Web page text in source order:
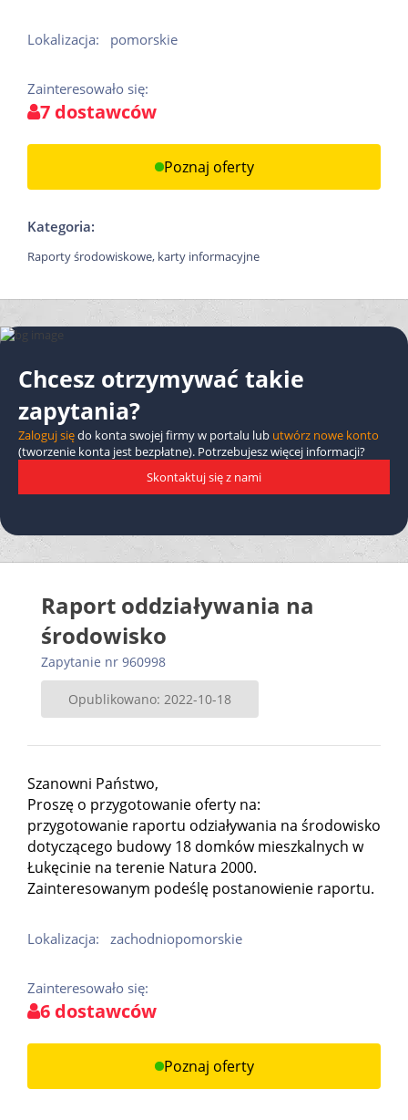
Lokalizacja: pomorskie
Zainteresowało się:
7 dostawców
Poznaj oferty
Kategoria:
Raporty środowiskowe, karty informacyjne
Chcesz otrzymywać takie
zapytania?
Zaloguj siędo konta swojej firmy w portalu lub utwórz nowe konto
(tworzenie konta jest bezpłatne). Potrzebujesz więcej informacji?
Skontaktuj się z nami
Raport oddziaływania na
środowisko
Zapytanie nr 960998
Opublikowano: 2022-10-18
Szanowni Państwo,
Proszę o przygotowanie oferty na:
przygotowanie raportu odziaływania na środowisko
dotyczącego budowy 18 domków mieszkalnych w
Łukęcinie na terenie Natura 2000.
Zainteresowanym podeślę postanowienie raportu.
Lokalizacja: zachodniopomorskie
Zainteresowało się:
6 dostawców
Poznaj oferty